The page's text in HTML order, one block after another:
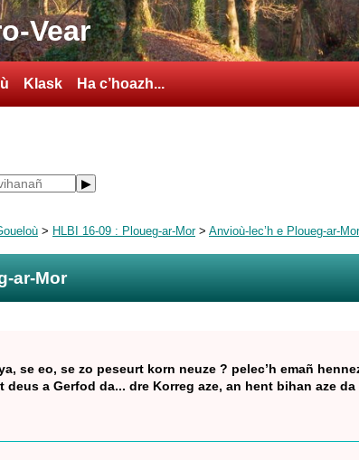
Vear
Klask Ha c’hoazh...
> HLBI 16-09 : Ploueg-ar-Mor> Anvioù-lec’h e Ploueg-ar-Mor
ar-Mor
se eo, se zo peseurt korn neuze ? pelec’h emañ
deus a Gerfod da... dre Korreg aze, an hent bihan aze